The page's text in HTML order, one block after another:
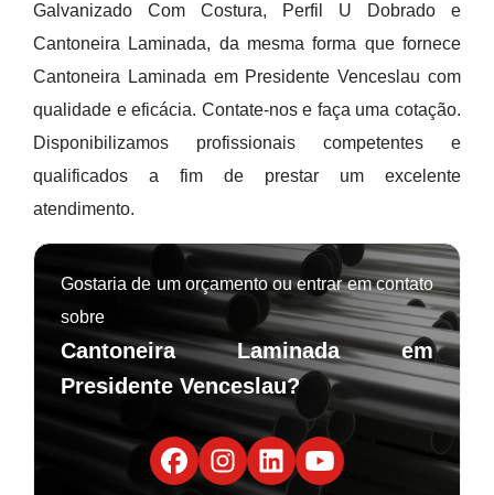
Galvanizado Com Costura, Perfil U Dobrado e
Cantoneira Laminada, da mesma forma que fornece
Cantoneira Laminada em Presidente Venceslau com
qualidade e eficácia. Contate-nos e faça uma cotação.
Disponibilizamos profissionais competentes e
qualificados a fim de prestar um excelente
atendimento.
Gostaria de um orçamento ou entrar em contato
sobre
Cantoneira Laminada em
Presidente Venceslau?